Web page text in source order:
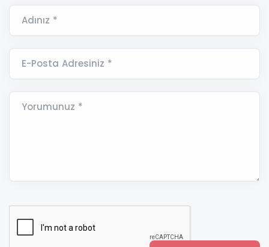
Adınız *
E-Posta Adresiniz *
Yorumunuz *